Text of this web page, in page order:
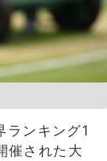
ランキング1
催された大